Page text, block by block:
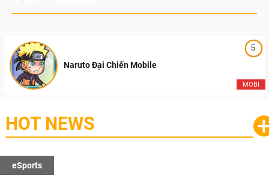
5
MOBI
Naruto Đại Chiến Mobile
HOT NEWS
eSports